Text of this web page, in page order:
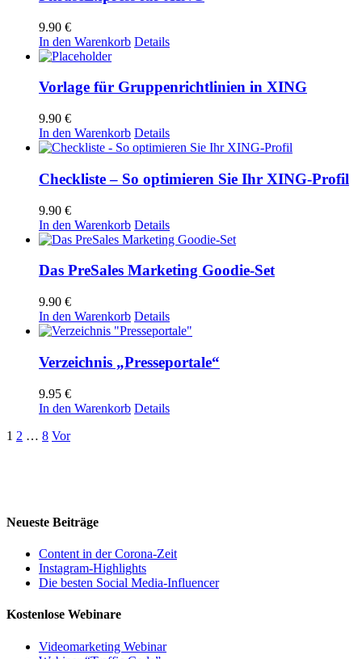
9.90 €
In den Warenkorb Details
Vorlage für Gruppenrichtlinien in XING
9.90 €
In den Warenkorb Details
Checkliste – So optimieren Sie Ihr XING-Profil
9.90 €
In den Warenkorb Details
Das PreSales Marketing Goodie-Set
9.90 €
In den Warenkorb Details
Verzeichnis „Presseportale“
9.95 €
In den Warenkorb Details
1 2 … 8 Vor
Neueste Beiträge
Content in der Corona-Zeit
Instagram-Highlights
Die besten Social Media-Influencer
Kostenlose Webinare
Videomarketing Webinar